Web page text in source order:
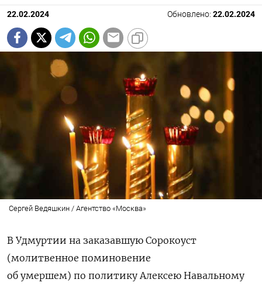
22.02.2024 Обновлено: 22.02.2024
Сергей Ведяшкин / Агентство «Москва»
В Удмуртии на заказавшую Сорокоуст
(молитвенное поминовение
об умершем) по политику Алексею Навальному